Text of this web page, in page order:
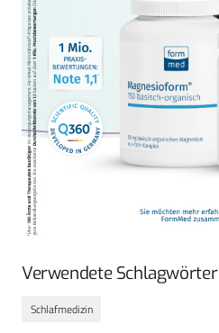
Verwendete Schlagwörter
Schlafmedizin